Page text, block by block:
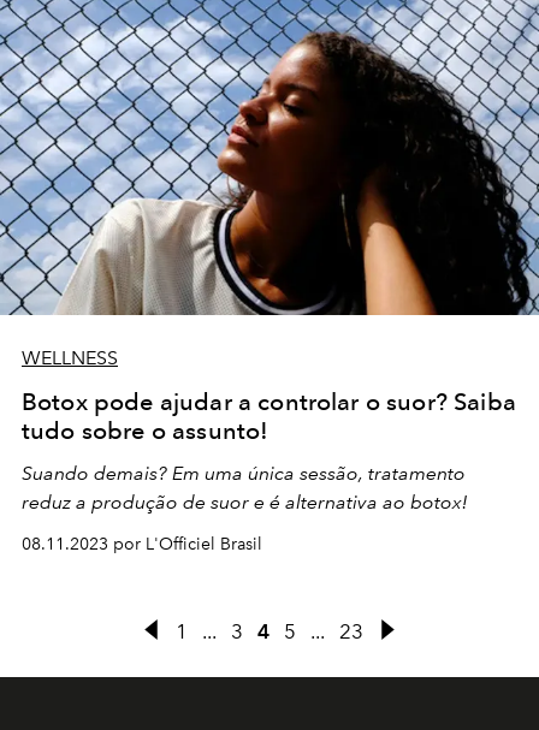
WELLNESS
Botox pode ajudar a controlar o suor? Saiba
tudo sobre o assunto!
Suando demais? Em uma única sessão, tratamento
reduz a produção de suor e é alternativa ao botox!
08.11.2023 por L'Officiel Brasil
1 ... 3 4 5 ... 23